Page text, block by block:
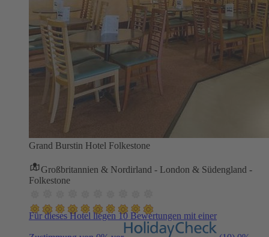
Grand Burstin Hotel Folkestone
Großbritannien & Nordirland - London & Südengland -
Folkestone
Für dieses Hotel liegen 10 Bewertungen mit einer